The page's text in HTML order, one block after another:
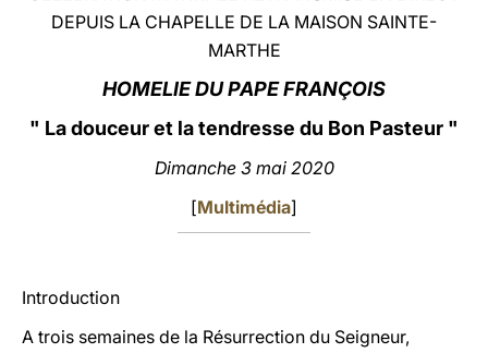
DEPUIS LA CHAPELLE DE LA MAISON SAINTE-
MARTHE
HOMELIE DU PAPE FRANÇOIS
" La douceur et la tendresse du Bon Pasteur "
Dimanche 3 mai 2020
[Multimédia]
Introduction
A trois semaines de la Résurrection du Seigneur,